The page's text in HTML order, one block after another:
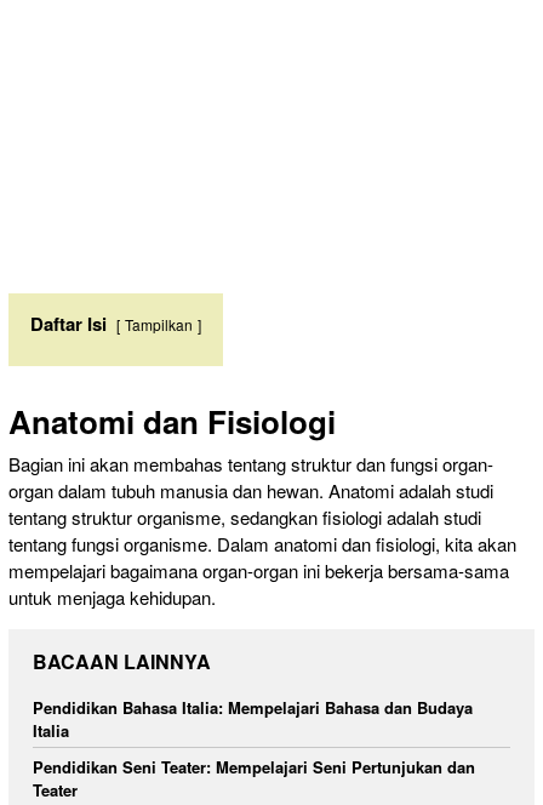
Daftar Isi Tampilkan
Anatomi dan Fisiologi
Bagian ini akan membahas tentang struktur dan fungsi organ-
organ dalam tubuh manusia dan hewan. Anatomi adalah studi
tentang struktur organisme, sedangkan fisiologi adalah studi
tentang fungsi organisme. Dalam anatomi dan fisiologi, kita akan
mempelajari bagaimana organ-organ ini bekerja bersama-sama
untuk menjaga kehidupan.
BACAAN LAINNYA
Pendidikan Bahasa Italia: Mempelajari Bahasa dan Budaya
Italia
Pendidikan Seni Teater: Mempelajari Seni Pertunjukan dan
Teater